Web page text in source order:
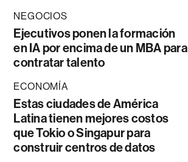
NEGOCIOS
Ejecutivos ponen la formación
en IA por encima de un MBA para
contratar talento
ECONOMÍA
Estas ciudades de América
Latina tienen mejores costos
que Tokio o Singapur para
construir centros de datos